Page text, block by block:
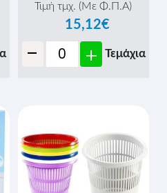
Τιμή τμχ. (Με Φ.Π.Α)
15,12€
- + Τεμάχια